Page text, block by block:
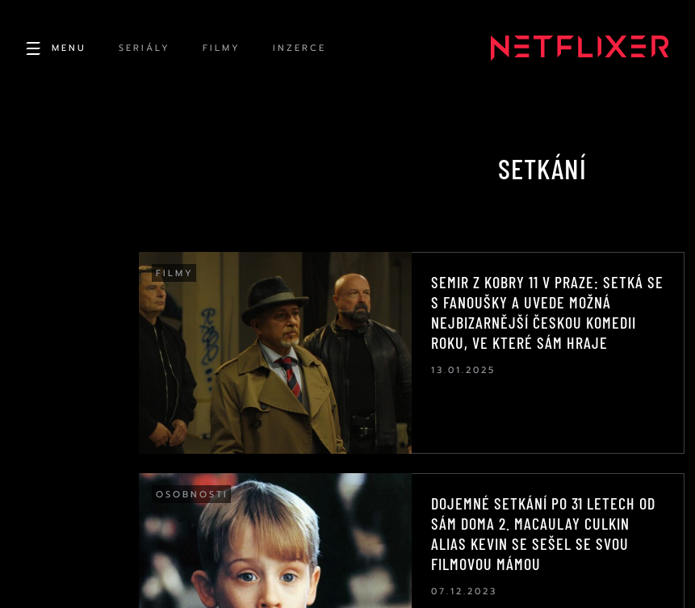
MENU SERIÁLY FILMY INZERCE
SETKÁNÍ
FILMY
SEMIR Z KOBRY 11 V PRAZE: SETKÁ SE
S FANOUŠKY A UVEDE MOŽNÁ
NEJBIZARNĚJŠÍ ČESKOU KOMEDII
ROKU, VE KTERÉ SÁM HRAJE
13.01.2025
OSOBNOSTI
DOJEMNÉ SETKÁNÍ PO 31 LETECH OD
SÁM DOMA 2. MACAULAY CULKIN
ALIAS KEVIN SE SEŠEL SE SVOU
FILMOVOU MÁMOU
07.12.2023